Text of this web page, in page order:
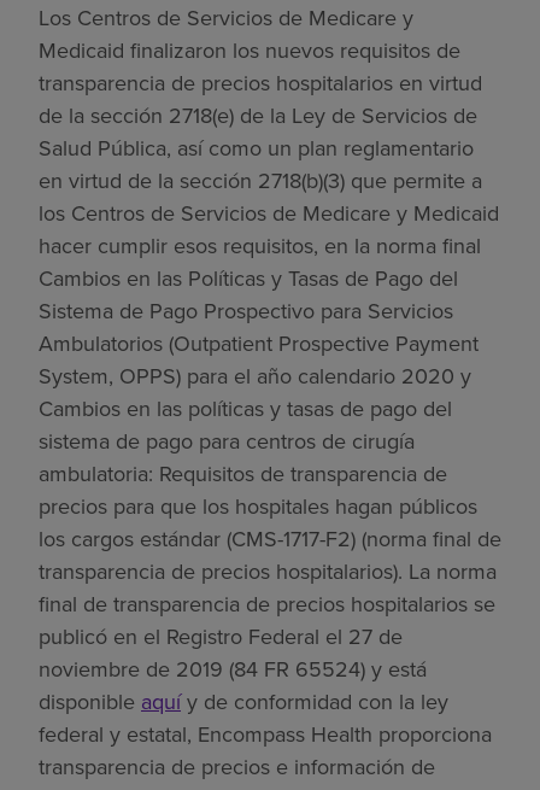
Los Centros de Servicios de Medicare y
Medicaid finalizaron los nuevos requisitos de
transparencia de precios hospitalarios en virtud
de la sección 2718(e) de la Ley de Servicios de
Salud Pública, así como un plan reglamentario
en virtud de la sección 2718(b)(3) que permite a
los Centros de Servicios de Medicare y Medicaid
hacer cumplir esos requisitos, en la norma final
Cambios en las Políticas y Tasas de Pago del
Sistema de Pago Prospectivo para Servicios
Ambulatorios (Outpatient Prospective Payment
System, OPPS) para el año calendario 2020 y
Cambios en las políticas y tasas de pago del
sistema de pago para centros de cirugía
ambulatoria: Requisitos de transparencia de
precios para que los hospitales hagan públicos
los cargos estándar (CMS-1717-F2) (norma final de
transparencia de precios hospitalarios). La norma
final de transparencia de precios hospitalarios se
publicó en el Registro Federal el 27 de
noviembre de 2019 (84 FR 65524) y está
disponible aquíy de conformidad con la ley
federal y estatal, Encompass Health proporciona
transparencia de precios e información de